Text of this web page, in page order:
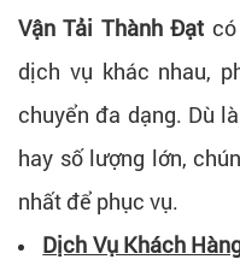
Vận Tải Thành Đạt
dịch vụ khác nhau,
chuyển đa dạng. Dù
hay số lượng lớn,
nhất để phục vụ.
Dịch Vụ Khách